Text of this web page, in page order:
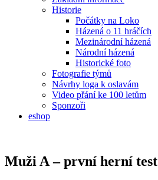
Historie
Počátky na Loko
Házená o 11 hráčích
Mezinárodní házená
Národní házená
Historické foto
Fotografie týmů
Návrhy loga k oslavám
Video přání ke 100 letům
Sponzoři
eshop
Muži A – první herní test